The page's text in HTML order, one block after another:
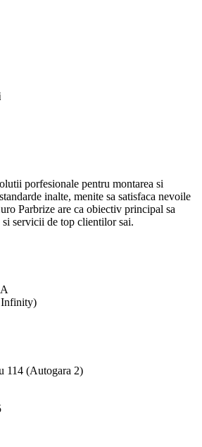
porfesionale pentru montarea si
inalte, menite sa satisfaca nevoile
Parbrize are ca obiectiv principal sa
si servicii de top clientilor sai.
Infinity)
114 (Autogara 2)